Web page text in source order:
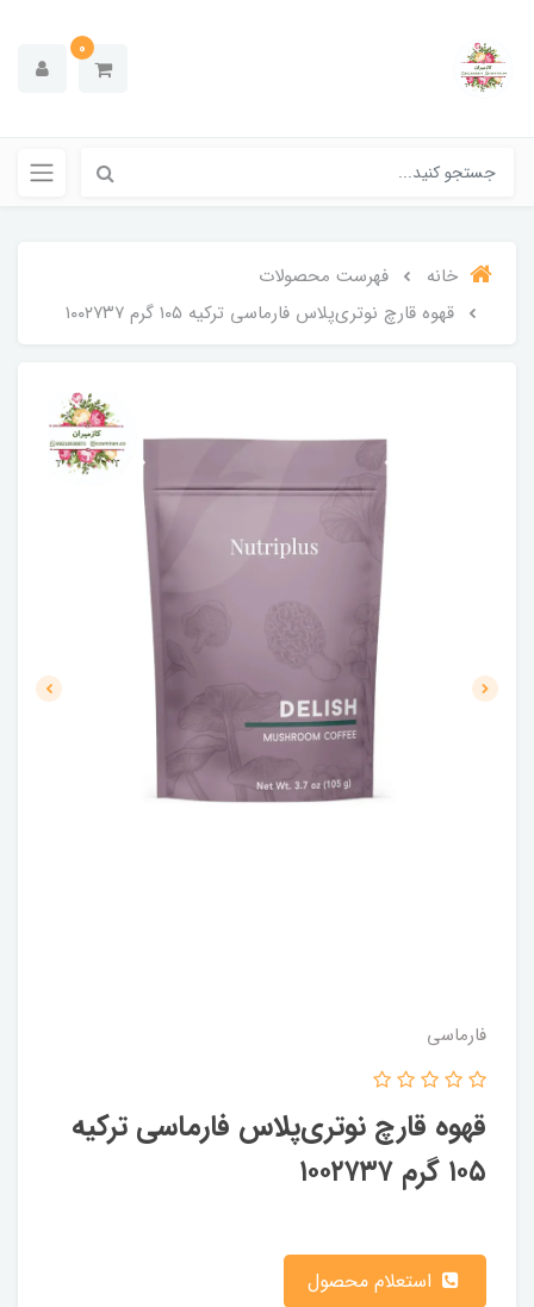
0
خانه
فهرست محصولات
قهوه قارچ نوتری‌پلاس فارماسی ترکیه ۱۰۵ گرم ۱۰۰۲۷۳۷
فارماسی
قهوه قارچ نوتری‌پلاس فارماسی ترکیه
۱۰۵ گرم ۱۰۰۲۷۳۷